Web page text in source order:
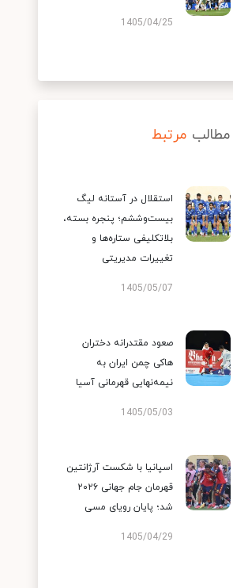
1405/04/25
مطالب مرتبط
استقلال در آستانه لیگ
بیست‌وششم؛ پنجره بسته،
بلاتکلیفی ستاره‌ها و
تغییرات مدیریتی
1405/05/07
صعود مقتدرانه دختران
هاکی چمن ایران به
نیمه‌نهایی قهرمانی آسیا
1405/05/03
اسپانیا با شکست آرژانتین
قهرمان جام جهانی ۲۰۲۶
شد؛ پایان رویای مسی
1405/04/29